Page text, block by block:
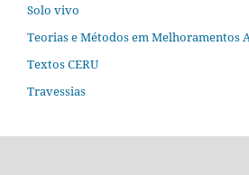
Solo vivo
Teorias e Métodos em Melhoramentos
Textos CERU
Travessias